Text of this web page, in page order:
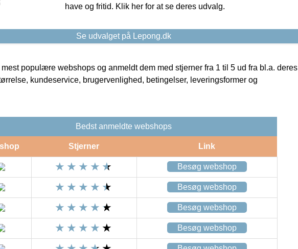
have og fritid. Klik her for at se deres udvalg.
Se udvalget på Lepong.dk
populære webshops og anmeldt dem med stjerner fra 1 til 5 ud fra bl.a. deres
kundeservice, brugervenlighed, betingelser, leveringsformer og
Bedst anmeldte webshops
Stjerner Link
Besøg webshop
Besøg webshop
Besøg webshop
Besøg webshop